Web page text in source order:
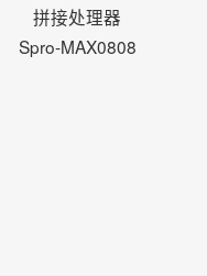
拼接处理器
Spro-MAX0808